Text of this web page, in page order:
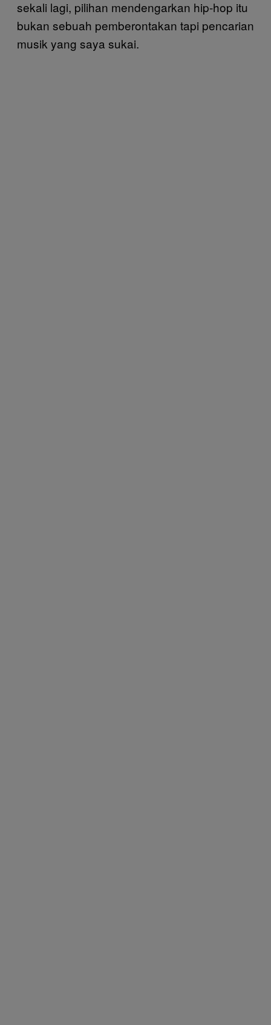
sekali lagi, pilihan mendengarkan hip-hop itu
bukan sebuah pemberontakan tapi pencarian
musik yang saya sukai.